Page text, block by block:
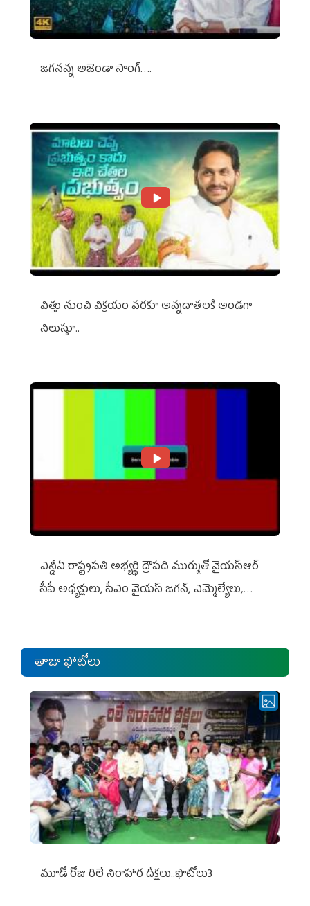
జగనన్న అజెండా సాంగ్….
విత్తు నుంచి విక్రయం వరకూ అన్నదాతలకి అండగా
నిలుస్తూ..
ఎన్డీఏ రాష్ట్ర‌ప‌తి అభ్య‌ర్థి ద్రౌప‌ది ముర్ముతో వైయ‌స్ఆర్
సీపీ అధ్య‌క్షులు, సీఎం వైయ‌స్ జ‌గ‌న్, ఎమ్మెల్యేలు,
తాజా ఫోటోలు
మూడో రోజు రిలే నిరాహార దీక్షలు..ఫొటోలు3